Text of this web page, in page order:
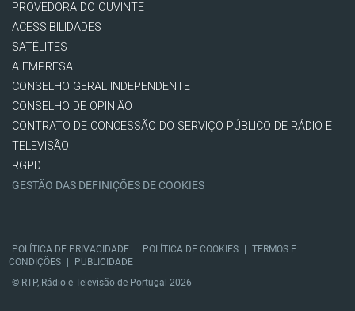
PROVEDORA DO OUVINTE
ACESSIBILIDADES
SATÉLITES
A EMPRESA
CONSELHO GERAL INDEPENDENTE
CONSELHO DE OPINIÃO
CONTRATO DE CONCESSÃO DO SERVIÇO PÚBLICO DE RÁDIO E
TELEVISÃO
RGPD
GESTÃO DAS DEFINIÇÕES DE COOKIES
POLÍTICA DE PRIVACIDADE POLÍTICA DE COOKIES
TERMOS E
CONDIÇÕES
PUBLICIDADE
© RTP, Rádio e Televisão de Portugal 2026